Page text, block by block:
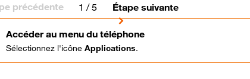
précédente 1 / 5 Étape suivante
Accéder au menu du téléphone
Sélectionnez l'icône Applications.